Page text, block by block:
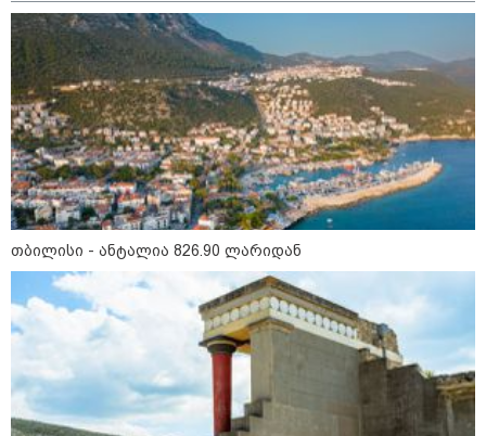
გრამი საქართველოში?
16:49 / 09-08-2026
ქუთაისში, ბრალდებული
დაზარალებულის ბინაში შეიჭრა
და შეეცადა ოქროს
სამკაულების დაუფლებას -
დეტალებს პროკურატურა
ასაჯაროებს
16:06 / 09-08-2026
"ტრაგედიამდე ალექსანდრე
გაბაშვილი ChatGPT-ის აწვდის
თავისი ელექტროშოკის
ინფორმაციებს და ეუბნება:
გათიშავს თუ არა პიროვნებას,
თან ეუბნება, დაივიწყე, რაც
გითხარი" - გიგა ავალიანის
დედა
თბილისი - ანტალია 826.90 ლარიდან